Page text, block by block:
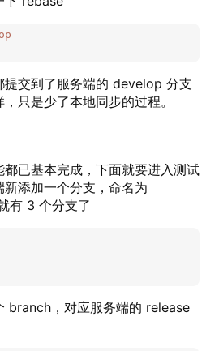
提交到了服务端的 develop 分支
只是少了本地同步的过程。
已基本完成，下面就要进入测试
添加一个分支，命名为
有 3 个分支了
branch，对应服务端的 release